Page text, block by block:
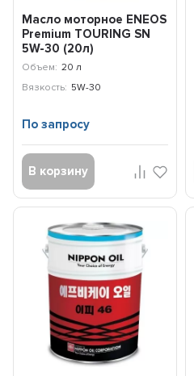
Масло моторное ENEOS
Premium TOURING SN
5W-30 (20л)
8809478942469
Объем: 20 л
Вязкость: 5W-30
По запросу
В корзину